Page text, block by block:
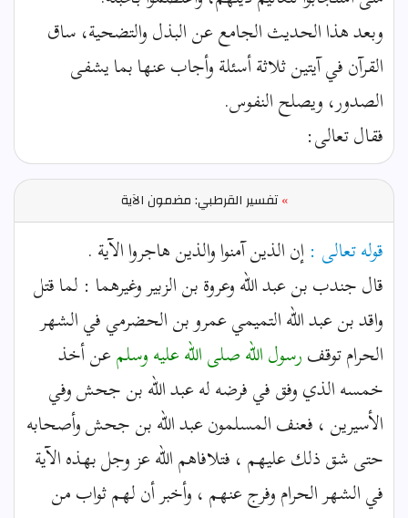
وبعد هذا الحديث الجامع عن البذل والتضحية، ساق
القرآن في آيتين ثلاثة أسئلة وأجاب عنها بما يشفى
الصدور، ويصلح النفوس.
فقال تعالى:
» تفسير القرطبي: مضمون الآية
قوله تعالى : إن الذين آمنوا والذين هاجروا الآية .
قال جندب بن عبد الله وعروة بن الزبير وغيرهما : لما قتل
واقد بن عبد الله التميمي عمرو بن الحضرمي في الشهر
الحرام توقفرسول اللهصلى الله عليه وسلمعن أخذ
خمسه الذي وفق في فرضه له عبد الله بن جحش وفي
الأسيرين ، فعنف المسلمون عبد الله بن جحش وأصحابه
حتى شق ذلك عليهم ، فتلافاهم الله عز وجل بهذه الآية
في الشهر الحرام وفرج عنهم ، وأخبر أن لهم ثواب من